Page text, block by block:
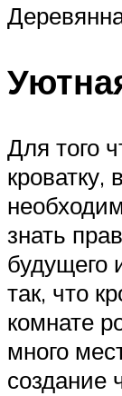
Для того
кроватку,
знать
будущего
так, что
комнате
много
создание